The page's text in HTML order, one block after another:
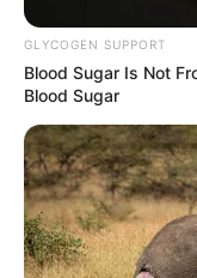
Nyert a Tisza,
GLYCOGEN SUPPORT
Blood Sugar Is Not
Blood Sugar